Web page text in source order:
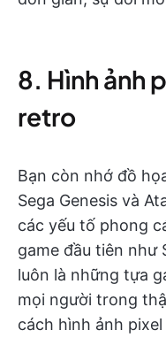
8. Hình ảnh
retro
Bạn còn nhớ đồ
Sega Genesis và
các yếu tố phong
game đầu tiên như
luôn là những tựa
mọi người trong
cách hình ảnh